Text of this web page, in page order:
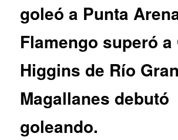
goleó a Punta
Flamengo superó a
Higgins de Río
Magallanes debutó
goleando.